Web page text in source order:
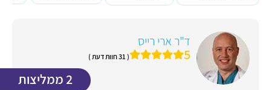
ד"ר ארי רייס
5 ( 31 חוות דעת )
2 ממליצות